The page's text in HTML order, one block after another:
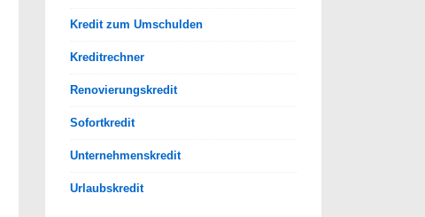
Kredit zum Umschulden
Kreditrechner
Renovierungskredit
Sofortkredit
Unternehmenskredit
Urlaubskredit